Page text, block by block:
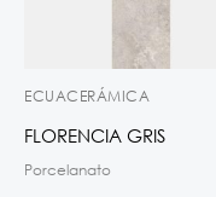
ECUACERÁMICA
FLORENCIA GRIS
Porcelanato